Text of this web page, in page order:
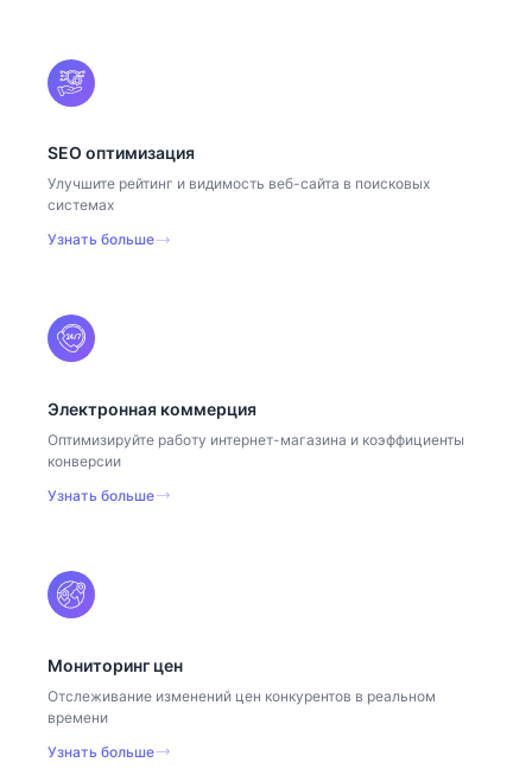
SEO оптимизация
Улучшите рейтинг и видимость веб-сайта в поисковых
системах
Узнать больше
Электронная коммерция
Оптимизируйте работу интернет-магазина и коэффициенты
конверсии
Узнать больше
Мониторинг цен
Отслеживание изменений цен конкурентов в реальном
времени
Узнать больше